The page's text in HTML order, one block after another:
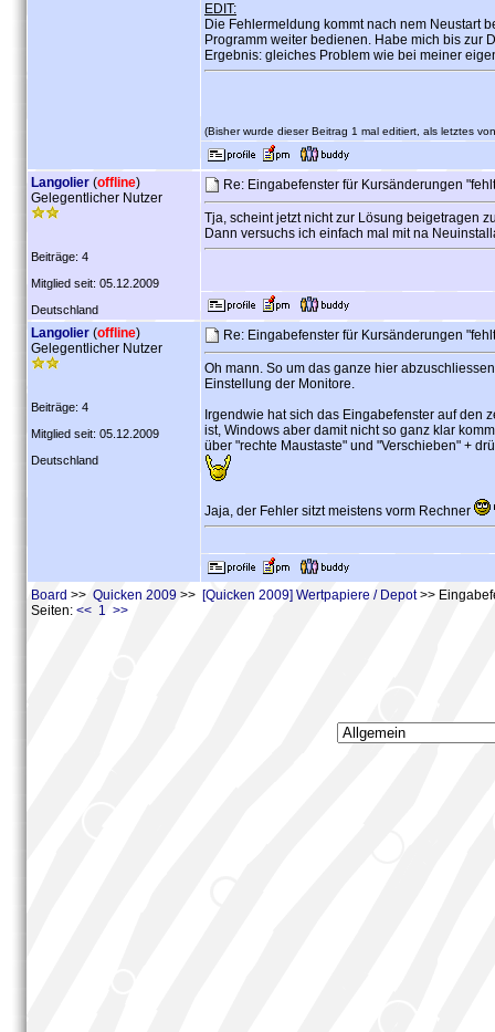
EDIT:
Die Fehlermeldung kommt nach nem Neustart
Programm weiter bedienen. Habe mich bis zur
Ergebnis: gleiches Problem wie bei meiner
(Bisher wurde dieser Beitrag 1 mal editiert, als letztes
Langolier (offline)
Gelegentlicher Nutzer
Beiträge: 4
Mitglied seit: 05.12.2009
Deutschland
Re: Eingabefenster für Kursänderungen
Tja, scheint jetzt nicht zur Lösung beigetragen
Dann versuchs ich einfach mal mit na
Langolier (offline)
Gelegentlicher Nutzer
Beiträge: 4
Mitglied seit: 05.12.2009
Deutschland
Re: Eingabefenster für Kursänderungen
Oh mann. So um das ganze hier
Einstellung der Monitore.
Irgendwie hat sich das Eingabefenster auf den
ist, Windows aber damit nicht so ganz klar
über "rechte Maustaste" und "Verschieben" +
Jaja, der Fehler sitzt meistens vorm Rechner
Board >> Quicken 2009 >> [Quicken 2009] Wertpapiere / Depot>>
Seiten: << 1 >>